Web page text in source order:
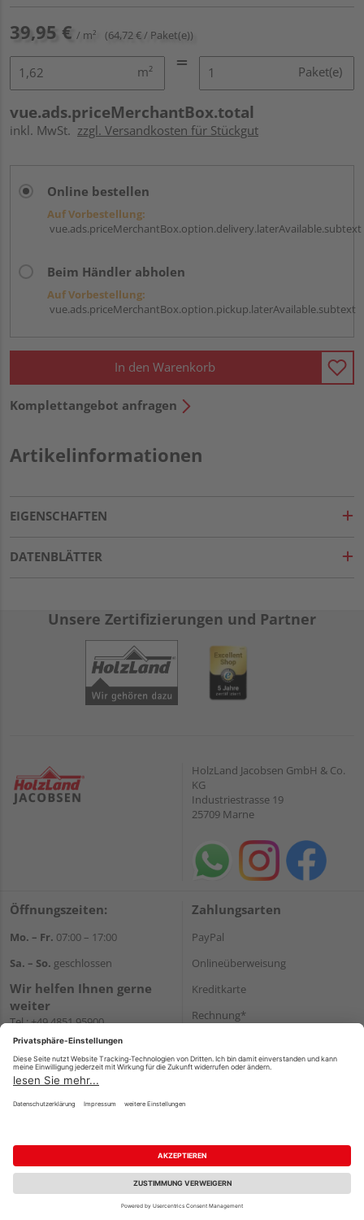
39,95 € / m² (64,72 € / Paket(e))
m² Paket(e)
vue.ads.priceMerchantBox.total
inkl. MwSt. zzgl. Versandkosten für Stückgut
Online bestellen
Auf Vorbestellung:
vue.ads.priceMerchantBox.option.delivery.laterAvailable.subtext
Beim Händler abholen
Auf Vorbestellung:
vue.ads.priceMerchantBox.option.pickup.laterAvailable.subtext
In den Warenkorb
Komplettangebot anfragen
Artikelinformationen
EIGENSCHAFTEN
DATENBLÄTTER
Unsere Zertifizierungen und Partner
HolzLand Jacobsen GmbH & Co.
KG
Industriestrasse 19
25709 Marne
Öffnungszeiten:
Mo. – Fr. 07:00 – 17:00
Sa. – So. geschlossen
Wir helfen Ihnen gerne
weiter
Tel.:+49 4851 95900
E-Mail:info@holzland-
WhatsApp
Zahlungsarten
PayPal
Onlineüberweisung
Kreditkarte
Rechnung*
Versand
Impressum AGB Widerruf
Datenschutz
Reservierungsbedingungen
Vertrag widerrufen